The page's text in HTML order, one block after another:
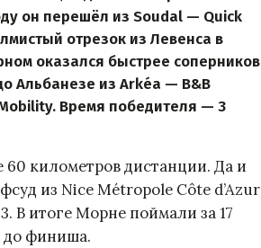
он перешёл из Soudal — Quick
отрезок из Левенса в
оказался быстрее соперников
Альбанезе из Arkéa — B&B
Время победителя — 3
60 километров дистанции. Да и
из Nice Métropole Côte d’Azur
В итоге Морне поймали за 17
до финиша.